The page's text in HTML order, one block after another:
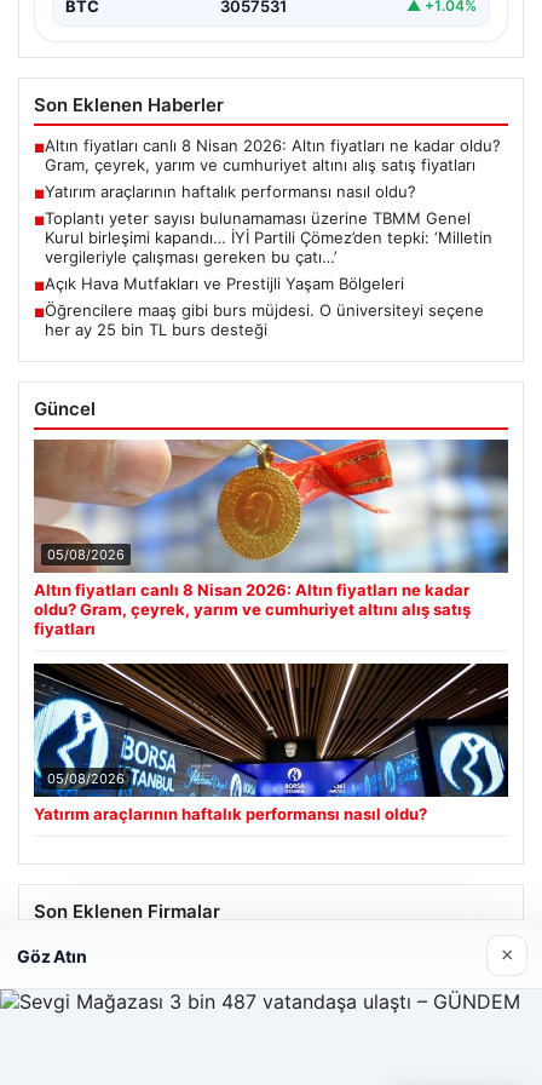
BTC 3057531 ▲ +1.04%
Son Eklenen Haberler
■Altın fiyatları canlı 8 Nisan 2026: Altın fiyatları ne kadar oldu?
Gram, çeyrek, yarım ve cumhuriyet altını alış satış fiyatları
■Yatırım araçlarının haftalık performansı nasıl oldu?
■Toplantı yeter sayısı bulunamaması üzerine TBMM Genel
Kurul birleşimi kapandı… İYİ Partili Çömez’den tepki: ‘Milletin
vergileriyle çalışması gereken bu çatı…’
■Açık Hava Mutfakları ve Prestijli Yaşam Bölgeleri
■Öğrencilere maaş gibi burs müjdesi. O üniversiteyi seçene
her ay 25 bin TL burs desteği
Güncel
05/08/2026
Altın fiyatları canlı 8 Nisan 2026: Altın fiyatları ne kadar
oldu? Gram, çeyrek, yarım ve cumhuriyet altını alış satış
fiyatları
05/08/2026
Yatırım araçlarının haftalık performansı nasıl oldu?
Son Eklenen Firmalar
Göz Atın ×